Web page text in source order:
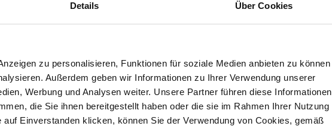
Details Über Cookies
zu personalisieren, Funktionen für soziale Medien anbieten zu können
Außerdem geben wir Informationen zu Ihrer Verwendung unserer
Werbung und Analysen weiter. Unsere Partner führen diese Informationen
die Sie ihnen bereitgestellt haben oder die sie im Rahmen Ihrer Nutzung
Einverstanden klicken, können Sie der Verwendung von Cookies, gemäß
Beamte, Auszubildende,
(StBerG). Auch bei Einkünften
Dienstleister für Sie.
und umsatzsteuerpflichtigen